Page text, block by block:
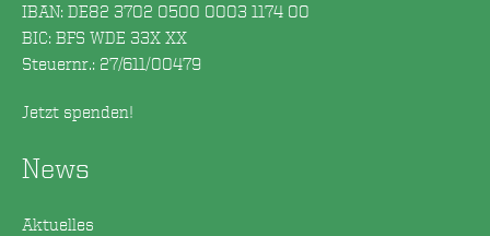
IBAN: DE82 3702 0500 0003 1174 00
BIC: BFS WDE 33X XX
Steuernr.: 27/611/00479
Jetzt spenden!
News
Aktuelles